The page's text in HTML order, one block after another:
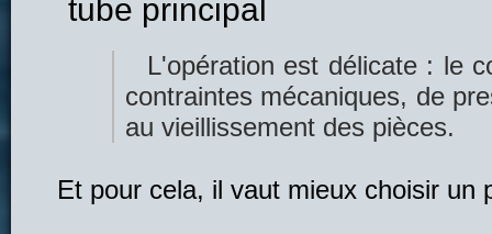
tube principal
L'opération est délicate : le
contraintes mécaniques, de
au vieillissement des pièces.
Et pour cela, il vaut mieux choisir un